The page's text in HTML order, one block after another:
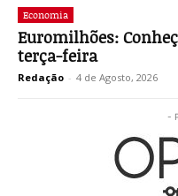
Economia
Euromilhões:
terça-feira
Redação - 4 de Agosto, 2026
-